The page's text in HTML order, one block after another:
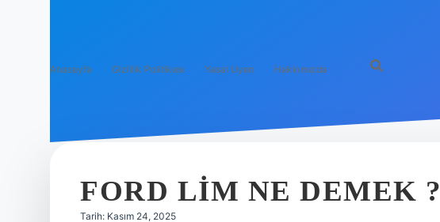
Anasayfa Gizlilik Politikası Yasal Uyarı Hakkımızda
FORD LIM NE DEMEK ?
Tarih: Kasım 24, 2025